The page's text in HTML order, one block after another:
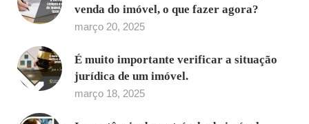
venda do imóvel, o que fazer agora?
março 20, 2025
É muito importante verificar a situação
jurídica de um imóvel.
março 18, 2025